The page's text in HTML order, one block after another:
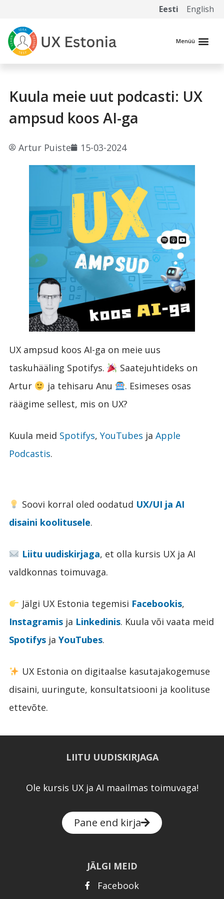
Eesti English
Kuula meie uut podcasti: UX
ampsud koos AI-ga
Artur Puiste 15-03-2024
UX ampsud koos AI-ga on meie uus
taskuhääling Spotifys.
Saatejuhtideks on
Artur
ja tehisaru Anu
. Esimeses osas
räägime sellest, mis on UX?
Kuula meid Spotifys, YouTubes ja Apple
Podcastis.
Soovi korral oled oodatud UX/UI ja AI
disaini koolitusele.
Liitu uudiskirjaga, et olla kursis UX ja AI
valdkonnas toimuvaga.
Jälgi UX Estonia tegemisi Facebookis,
Instagramis ja Linkedinis. Kuula või vaata meid
Spotifys ja YouTubes.
UX Estonia on digitaalse kasutajakogemuse
disaini, uuringute, konsultatsiooni ja koolituse
ettevõte.
LIITU UUDISKIRJAGA
Ole kursis UX ja AI maailmas toimuvaga!
Pane end kirja
JÄLGI MEID
Facebook